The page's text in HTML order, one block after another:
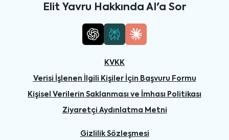
Elit Yavru Hakkında AI'a Sor
KVKK
Verisi İşlenen İlgili Kişiler İçin Başvuru Formu
Kişisel Verilerin Saklanması ve İmhası Politikası
Ziyaretçi Aydınlatma Metni
Gizlilik Sözleşmesi